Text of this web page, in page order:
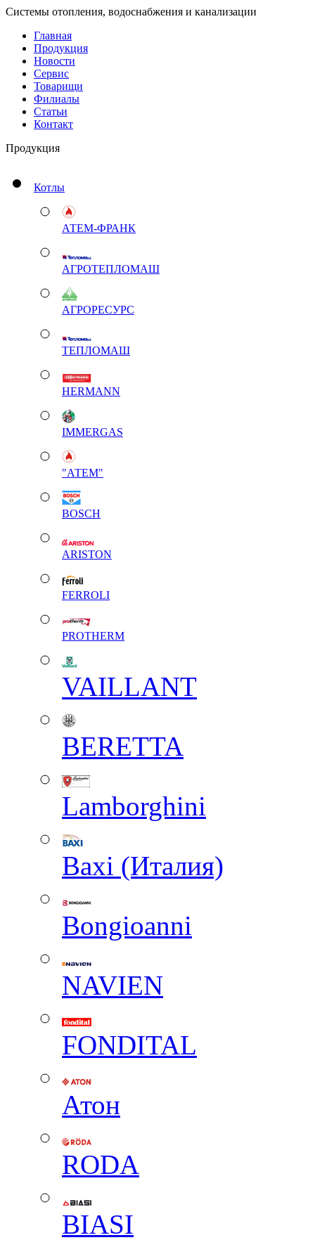
Системы отопления, водоснабжения и канализации
Главная
Продукция
Новости
Сервис
Товарищи
Филиалы
Статьи
Контакт
Продукция
Котлы
АТЕМ-ФРАНК
АГРОТЕПЛОМАШ
АГРОРЕСУРС
ТЕПЛОМАШ
HERMANN
IMMERGAS
"АТЕМ"
BOSCH
ARISTON
FERROLI
PROTHERM
VAILLANT
BERETTA
Lamborghini
Baxi (Италия)
Вongioanni
NAVIEN
FONDITAL
Атон
RODA
BIASI